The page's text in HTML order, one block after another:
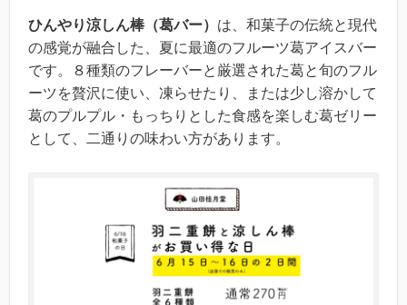
ひんやり涼しん棒（葛バー） は、和菓子の伝統と現代
の感覚が融合した、夏に最適のフルーツ葛アイスバー
です。８種類のフレーバーと厳選された葛と旬のフル
ーツを贅沢に使い、凍らせたり、または少し溶かして
葛のプルプル・もっちりとした食感を楽しむ葛ゼリー
として、二通りの味わい方があります。